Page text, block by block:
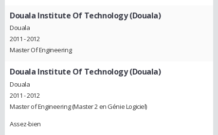
Douala Institute Of Technology (Douala)
Douala
2011 - 2012
Master Of Engineering
Douala Institute Of Technology (Douala)
Douala
2011 - 2012
Master of Engineering (Master 2 en Génie Logiciel)
Assez-bien